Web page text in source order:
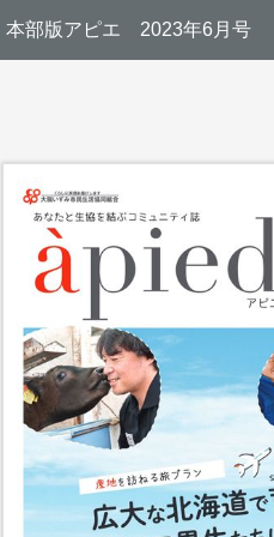
本部版アピエ 2023年6月号